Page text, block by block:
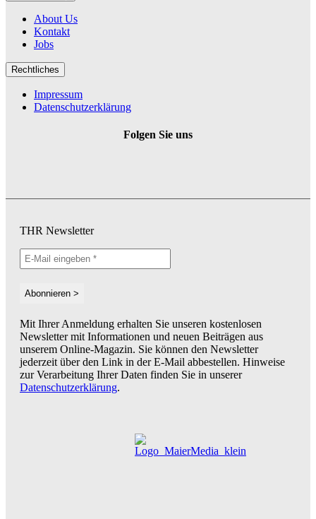
About Us
Kontakt
Jobs
Rechtliches
Impressum
Datenschutzerklärung
Folgen Sie uns
THR Newsletter
Mit Ihrer Anmeldung erhalten Sie unseren kostenlosen
Newsletter mit Informationen und neuen Beiträgen aus
unserem Online-Magazin. Sie können den Newsletter
jederzeit über den Link in der E-Mail abbestellen. Hinweise
zur Verarbeitung Ihrer Daten finden Sie in unserer
Datenschutzerklärung.